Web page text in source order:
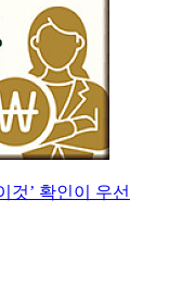
것’ 확인이 우선